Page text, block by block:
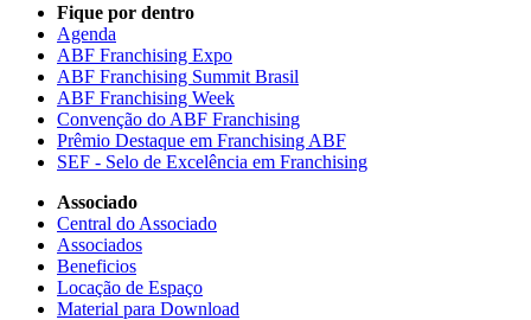
Fique por dentro
Agenda
ABF Franchising Expo
ABF Franchising Summit Brasil
ABF Franchising Week
Convenção do ABF Franchising
Prêmio Destaque em Franchising ABF
SEF - Selo de Excelência em Franchising
Associado
Central do Associado
Associados
Beneficios
Locação de Espaço
Material para Download